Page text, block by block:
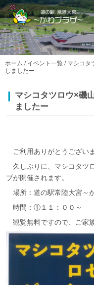
Skip
to
content
ホーム / イベント一覧 / マシコタ
しましたー
マシコタツロウ×磯
ましたー
ご利用ありがとうございま
久しぶりに、マシコタツ
ブが開催されます。
場所：道の駅常陸大宮～
時間：①１１：００
観覧無料ですので、ご家